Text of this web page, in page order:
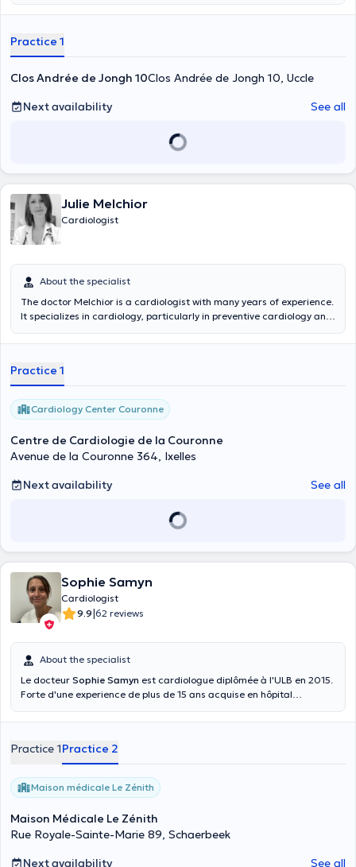
Practice 1
Clos Andrée de Jongh 10Clos Andrée de Jongh 10, Uccle
Next availability
See all
Julie Melchior
Cardiologist
About the specialist
The doctor Melchior is a cardiologist with many years of experience.
It specializes in cardiology, particularly in preventive cardiology and
points. She welcomes you to his private practice in the crown for any
consultations for adults and children over 7 years, preventive
cardiology and sports, as well as up to complete non-interventional
cardiological point, namely: electrocardiogram, echocardiogram,
stress test, pacemaker and defibrillator monitoring, holter Holter
appointment now! Content translated by google translate
Practice 1
Cardiology Center Couronne
Centre de Cardiologie de la Couronne
Avenue de la Couronne 364, Ixelles
Next availability
See all
Sophie Samyn
Cardiologist
9.9|62 reviews
About the specialist
Le docteur Sophie Samyn est cardiologue diplômée à l'ULB en 2015.
Forte d'une experience de plus de 15 ans acquise en hôpital
pour les adultes à partir de 16 ans. Le centre médical dispose du
cardiaque et de test à l'effort. Le docteur est conventionée.
Practice 1Practice 2
Maison médicale Le Zénith
Maison Médicale Le Zénith
Rue Royale-Sainte-Marie 89, Schaerbeek
Next availability
See all